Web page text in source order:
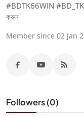
#BDTK66WIN
করুন
Member since 02 Jan
Followers (0)